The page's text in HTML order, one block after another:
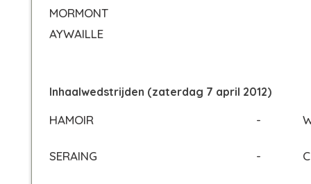
MORMONT
AYWAILLE
Inhaalwedstrijden (zaterdag 7 april 2012)
HAMOIR -
SERAING -